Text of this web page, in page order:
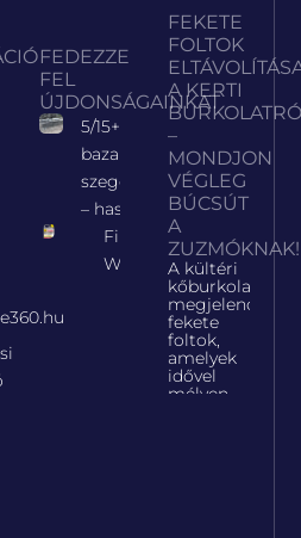
FEKETE
FOLTOK
A KERTI
–
MONDJON
VÉGLEG
BÚCSÚT
A
ZUZMÓKNAK!
A kültéri
kőburkolatokon
megjelenő
fekete
foltok,
amelyek
idővel
mélyen
FEDEZZE
FEL
ÚJDONSÁGAINKAT
5/15+ cm
bazalt
szegélykő
– hasított
Fila
WET